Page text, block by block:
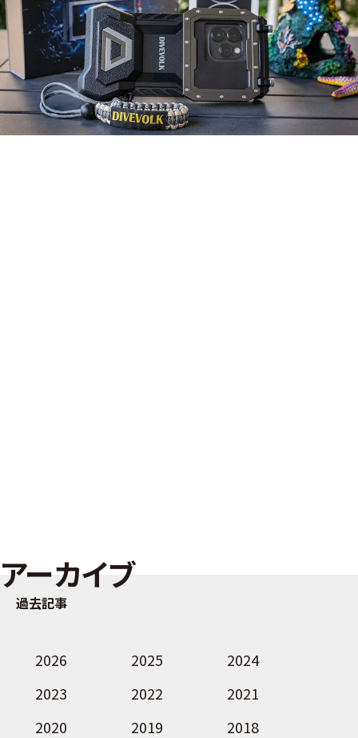
アーカイブ
過去記事
2026 2025
2024
2023
2022
2021
2020
2019
2018